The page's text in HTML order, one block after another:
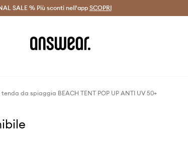
Spedizione entro 24 ore >
SALE % Più sconti nell'appSCOPRI
da spiaggia BEACH TENT POP UP ANTI UV 50+